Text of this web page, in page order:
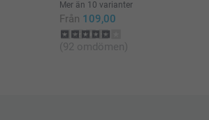
Mer än 10 varianter
Från 109,00
(92 omdömen)